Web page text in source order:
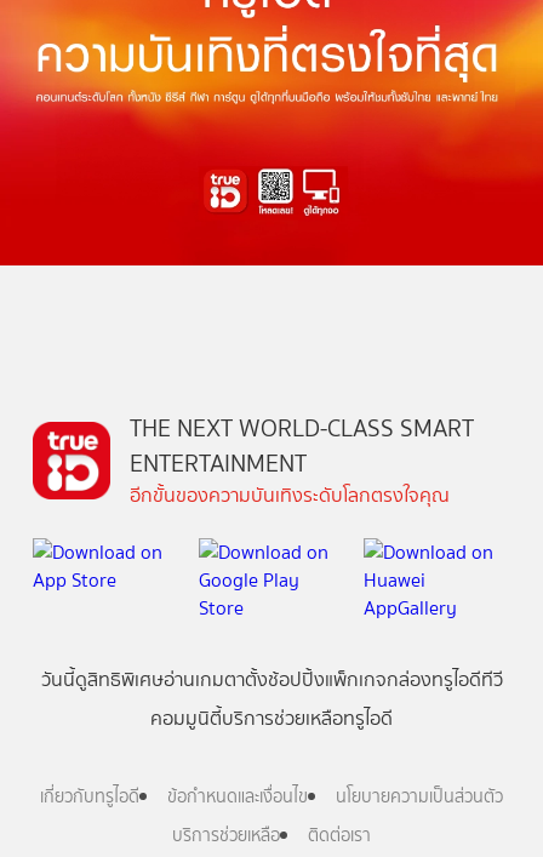
THE NEXT WORLD-CLASS SMART
ENTERTAINMENT
อีกขั้นของความบันเทิงระดับโลกตรงใจคุณ
วันนี้ดูสิทธิพิเศษอ่านเกมตาตั้งช้อปปิ้งแพ็กเกจกล่องทรูไอดีทีวี
คอมมูนิตี้บริการช่วยเหลือทรูไอดี
เกี่ยวกับทรูไอดี ข้อกำหนดและเงื่อนไข
นโยบายความเป็นส่วนตัว
บริการช่วยเหลือ
ติดต่อเรา